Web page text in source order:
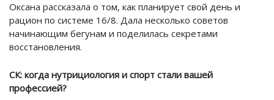
Оксана рассказала о том, как планирует свой день и
рацион по системе 16/8. Дала несколько советов
начинающим бегунам и поделилась секретами
восстановления.
СК: когда нутрициология и спорт стали вашей
профессией?